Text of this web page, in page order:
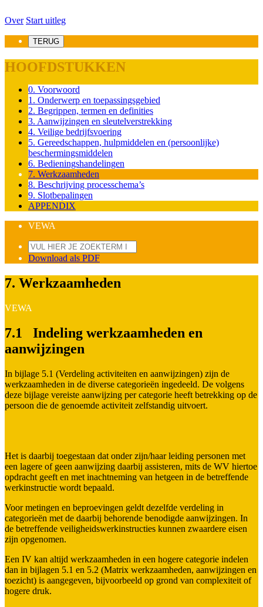
Over Start uitleg
TERUG
HOOFDSTUKKEN
0. Voorwoord
1. Onderwerp en toepassingsgebied
2. Begrippen, termen en definities
3. Aanwijzingen en sleutelverstrekking
4. Veilige bedrijfsvoering
5. Gereedschappen, hulpmiddelen en (persoonlijke)
beschermingsmiddelen
6. Bedieningshandelingen
7. Werkzaamheden
8. Beschrijving processchema’s
9. Slotbepalingen
APPENDIX
VEWA
Download als PDF
7. Werkzaamheden
VEWA
7.1 Indeling werkzaamheden en
aanwijzingen
In bijlage 5.1 (Verdeling activiteiten en aanwijzingen) zijn de
werkzaamheden in de diverse categorieën ingedeeld. De volgens
deze bijlage vereiste aanwijzing per categorie heeft betrekking op de
persoon die de genoemde activiteit zelfstandig uitvoert.
Het is daarbij toegestaan dat onder zijn/haar leiding personen met
een lagere of geen aanwijzing daarbij assisteren, mits de WV hiertoe
opdracht geeft en met inachtneming van hetgeen in de betreffende
werkinstructie wordt bepaald.
Voor metingen en beproevingen geldt dezelfde verdeling in
categorieën met de daarbij behorende benodigde aanwijzingen. In
de betreffende veiligheidswerkinstructies kunnen zwaardere eisen
zijn opgenomen.
Een IV kan altijd werkzaamheden in een hogere categorie indelen
dan in bijlagen 5.1 en 5.2 (Matrix werkzaamheden, aanwijzingen en
toezicht) is aangegeven, bijvoorbeeld op grond van complexiteit of
hogere druk.